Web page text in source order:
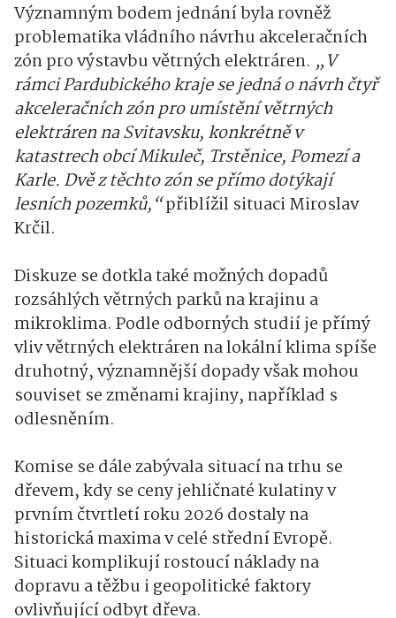
Významným bodem jednání byla rovněž
problematika vládního návrhu akceleračních
zón pro výstavbu větrných elektráren. „V
rámci Pardubického kraje se jedná o návrh čtyř
akceleračních zón pro umístění větrných
elektráren na Svitavsku, konkrétně v
katastrech obcí Mikuleč, Trstěnice, Pomezí a
Karle. Dvě z těchto zón se přímo dotýkají
lesních pozemků,“přiblížil situaci Miroslav
Krčil.
Diskuze se dotkla také možných dopadů
rozsáhlých větrných parků na krajinu a
mikroklima. Podle odborných studií je přímý
vliv větrných elektráren na lokální klima spíše
druhotný, významnější dopady však mohou
souviset se změnami krajiny, například s
odlesněním.
Komise se dále zabývala situací na trhu se
dřevem, kdy se ceny jehličnaté kulatiny v
prvním čtvrtletí roku 2026 dostaly na
historická maxima v celé střední Evropě.
Situaci komplikují rostoucí náklady na
dopravu a těžbu i geopolitické faktory
ovlivňující odbyt dřeva.